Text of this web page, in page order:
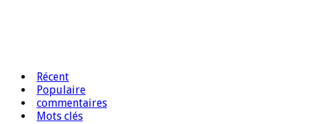
Récent
Populaire
commentaires
Mots clés